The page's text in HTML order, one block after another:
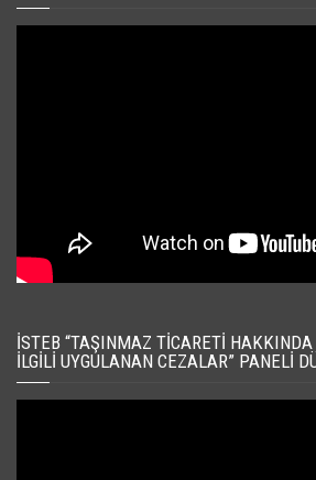
İSTEB “TAŞINMAZ TICARETI
İLGILI UYGULANAN CEZALAR” PANELI